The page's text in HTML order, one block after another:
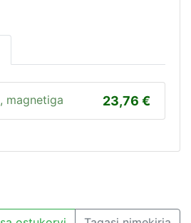
23,76
magnetiga